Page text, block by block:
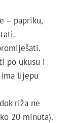
– papriku,
po ukusu i
lijepu
riža ne
20 minuta).